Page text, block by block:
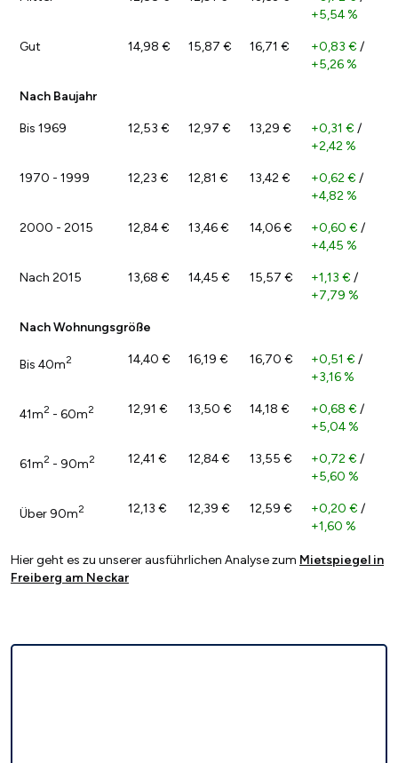
+5,54 %
Gut 14,98 € 15,87 € 16,71 € +0,83 € /
+5,26 %
Nach Baujahr
Bis 1969 12,53 € 12,97 € 13,29 € +0,31 € /
+2,42 %
1970 - 1999 12,23 € 12,81 € 13,42 € +0,62 € /
+4,82 %
2000 - 2015 12,84 € 13,46 € 14,06 € +0,60 € /
+4,45 %
Nach 2015 13,68 € 14,45 € 15,57 € +1,13 € /
+7,79 %
Nach Wohnungsgröße
Bis 40m2 14,40 € 16,19 € 16,70 € +0,51 € /
+3,16 %
41m2 - 60m2 12,91 € 13,50 € 14,18 € +0,68 € /
+5,04 %
61m2 - 90m2 12,41 € 12,84 € 13,55 € +0,72 € /
+5,60 %
Über 90m2 12,13 € 12,39 € 12,59 € +0,20 € /
+1,60 %
Hier geht es zu unserer ausführlichen Analyse zum Mietspiegel in
Freiberg am Neckar